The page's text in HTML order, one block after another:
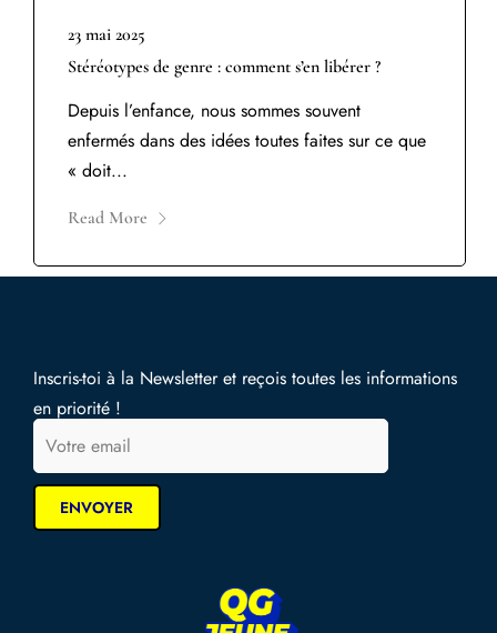
23 mai 2025
Stéréotypes de genre : comment s’en libérer ?
Depuis l’enfance, nous sommes souvent
enfermés dans des idées toutes faites sur ce que
« doit...
Read More
Inscris-toi à la Newsletter et reçois toutes les informations
en priorité !